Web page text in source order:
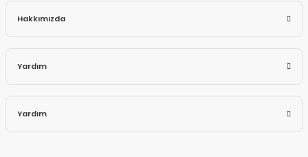
Hakkımızda
Yardım
Yardım